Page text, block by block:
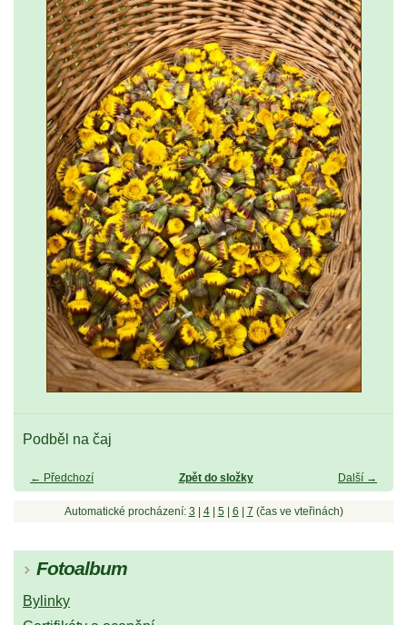
Podběl na čaj
← Předchozí Další →
Zpět do složky
Automatické procházení: 3 4| 5| 6 7 (čas ve vteřinách)
Fotoalbum
Bylinky